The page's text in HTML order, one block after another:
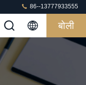
86--13777933555
बोली